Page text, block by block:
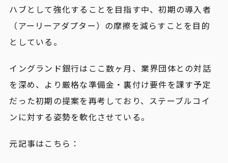
ハブとして強化することを目指す中、初期の導入者
（アーリーアダプター）の摩擦を減らすことを目的
としている。
イングランド銀行はここ数ヶ月、業界団体との対話
を深め、より厳格な準備金・裏付け要件を課す予定
だった初期の提案を再考しており、ステーブルコイ
ンに対する姿勢を軟化させている。
元記事はこちら：